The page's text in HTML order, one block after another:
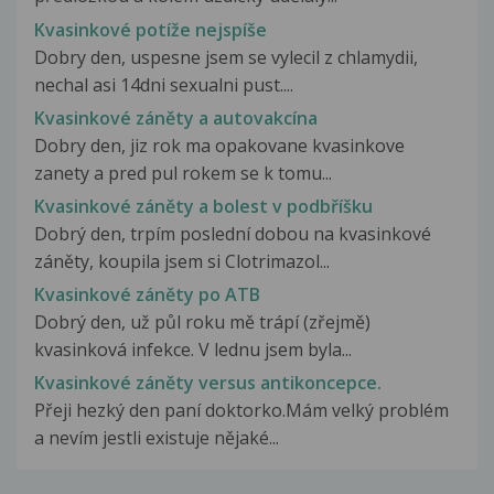
Kvasinkové potíže nejspíše
Dobry den, uspesne jsem se vylecil z chlamydii,
nechal asi 14dni sexualni pust....
Kvasinkové záněty a autovakcína
Dobry den, jiz rok ma opakovane kvasinkove
zanety a pred pul rokem se k tomu...
Kvasinkové záněty a bolest v podbříšku
Dobrý den, trpím poslední dobou na kvasinkové
záněty, koupila jsem si Clotrimazol...
Kvasinkové záněty po ATB
Dobrý den, už půl roku mě trápí (zřejmě)
kvasinková infekce. V lednu jsem byla...
Kvasinkové záněty versus antikoncepce.
Přeji hezký den paní doktorko.Mám velký problém
a nevím jestli existuje nějaké...